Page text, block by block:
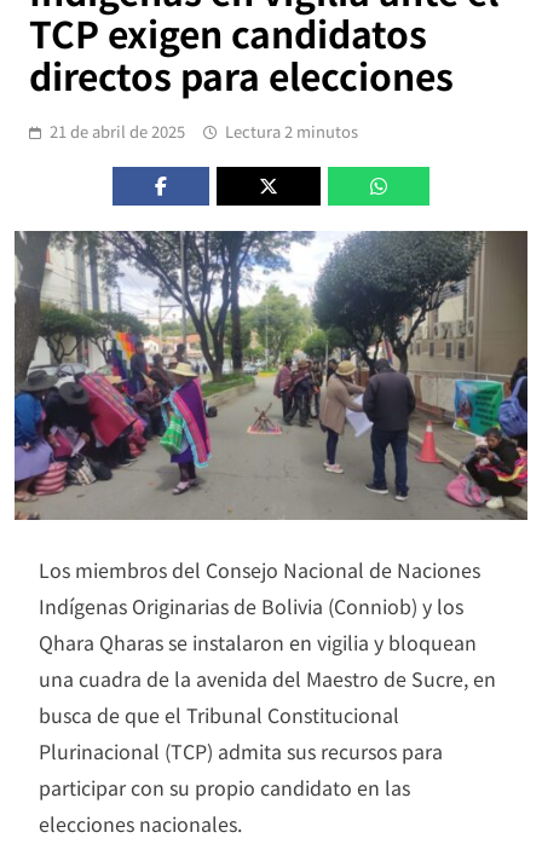
TCP exigen candidatos
directos para elecciones
21 de abril de 2025 Lectura 2 minutos
Los miembros del Consejo Nacional de Naciones
Indígenas Originarias de Bolivia (Conniob) y los
Qhara Qharas se instalaron en vigilia y bloquean
una cuadra de la avenida del Maestro de Sucre, en
busca de que el Tribunal Constitucional
Plurinacional (TCP) admita sus recursos para
participar con su propio candidato en las
elecciones nacionales.